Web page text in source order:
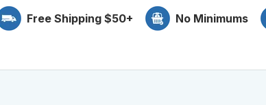
Free Shipping $50+ No Minimums